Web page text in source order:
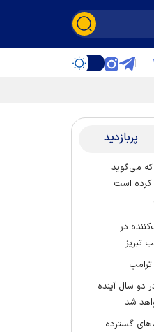
پربازدید
می‌گوید
است
در
تبریز
دو سال آینده
شد
گسترده